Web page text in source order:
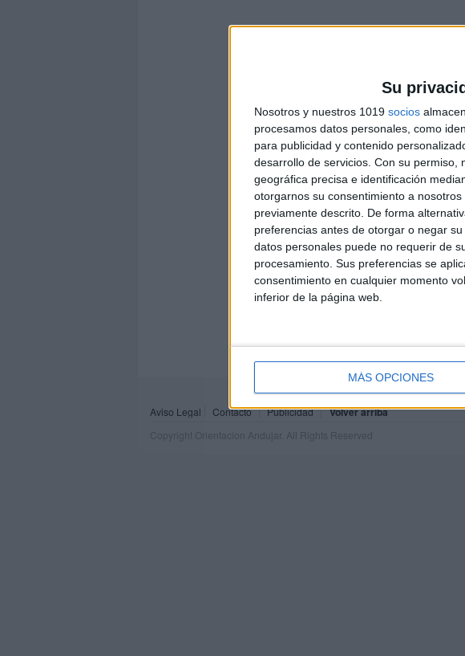
Su
Nosotros y nuestros 1019 socios
procesamos datos personales, como
para publicidad y contenido
desarrollo de servicios. Con su permiso,
geográfica precisa e identificación
otorgarnos su consentimiento a
previamente descrito. De forma
preferencias antes de otorgar o negar su
datos personales puede no requerir de
procesamiento. Sus preferencias se
consentimiento en cualquier momento
inferior de la página web.
MÁS OPCIONES
Aviso Legal Contacto Publicidad Volver arriba
Copyright Orientacion Andujar. All Rights Reserved